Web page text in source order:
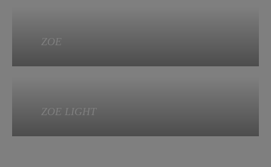
ZOE
EN 926-1
ZOE LIGHT